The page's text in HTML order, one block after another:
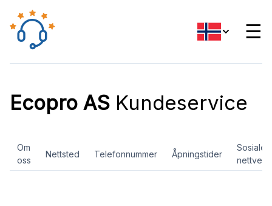
☰
Ecopro AS Kundeservice
Om
oss
Nettsted Telefonnummer Åpningstider
Sosiale
nettverk